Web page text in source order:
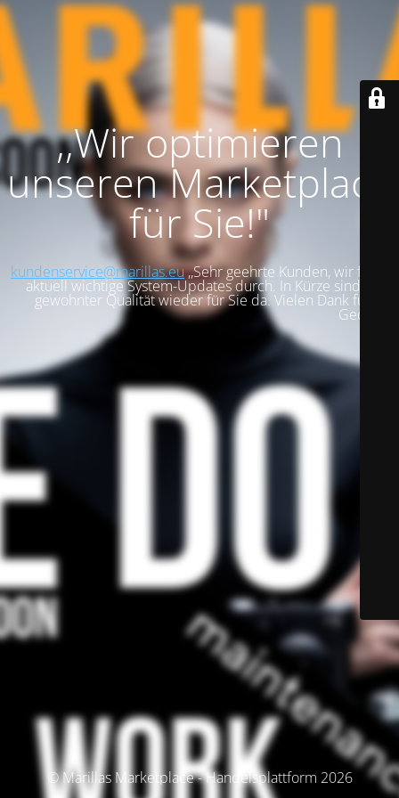
,,Wir optimieren
unseren Marketplace
für Sie!"
kundenservice@marillas.eu,,Sehr geehrte Kunden, wir führen
aktuell wichtige System-Updates durch. In Kürze sind wir in
gewohnter Qualität wieder für Sie da. Vielen Dank für Ihre
Geduld!".
© Marillas Marketplace - Handelsplattform 2026